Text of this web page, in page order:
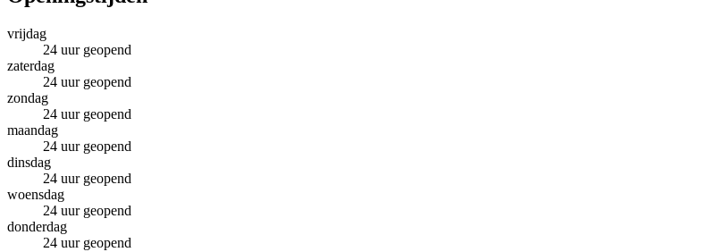
vrijdag
24 uur geopend
zaterdag
24 uur geopend
zondag
24 uur geopend
maandag
24 uur geopend
dinsdag
24 uur geopend
woensdag
24 uur geopend
donderdag
24 uur geopend